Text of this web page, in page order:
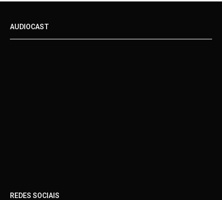
AUDIOCAST
REDES SOCIAIS